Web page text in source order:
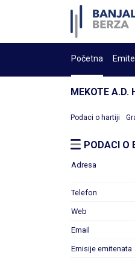
Početna
MEKOTE A.D.
Podaci o hartiji
PODACI O
Adresa
Telefon
Web
Email
Emisije emitenata